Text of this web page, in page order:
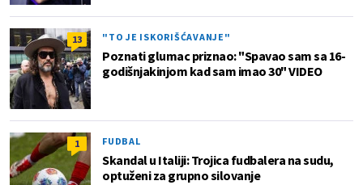
13 "TO JE ISKORIŠĆAVANJE"
Poznati glumac priznao: "Spavao sam sa 16-
godišnjakinjom kad sam imao 30" VIDEO
1 FUDBAL
Skandal u Italiji: Trojica fudbalera na sudu,
optuženi za grupno silovanje